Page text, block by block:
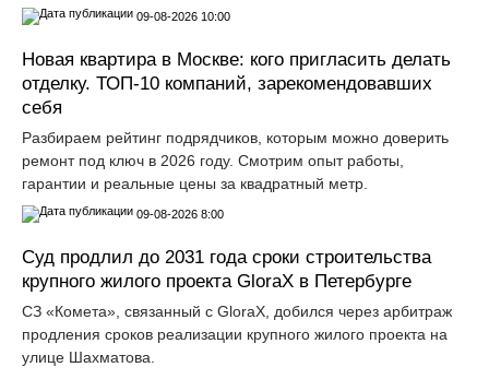
09-08-2026 10:00
Новая квартира в Москве: кого пригласить делать
отделку. ТОП-10 компаний, зарекомендовавших
себя
Разбираем рейтинг подрядчиков, которым можно доверить
ремонт под ключ в 2026 году. Смотрим опыт работы,
гарантии и реальные цены за квадратный метр.
09-08-2026 8:00
Суд продлил до 2031 года сроки строительства
крупного жилого проекта GloraX в Петербурге
СЗ «Комета», связанный с GloraX, добился через арбитраж
продления сроков реализации крупного жилого проекта на
улице Шахматова.